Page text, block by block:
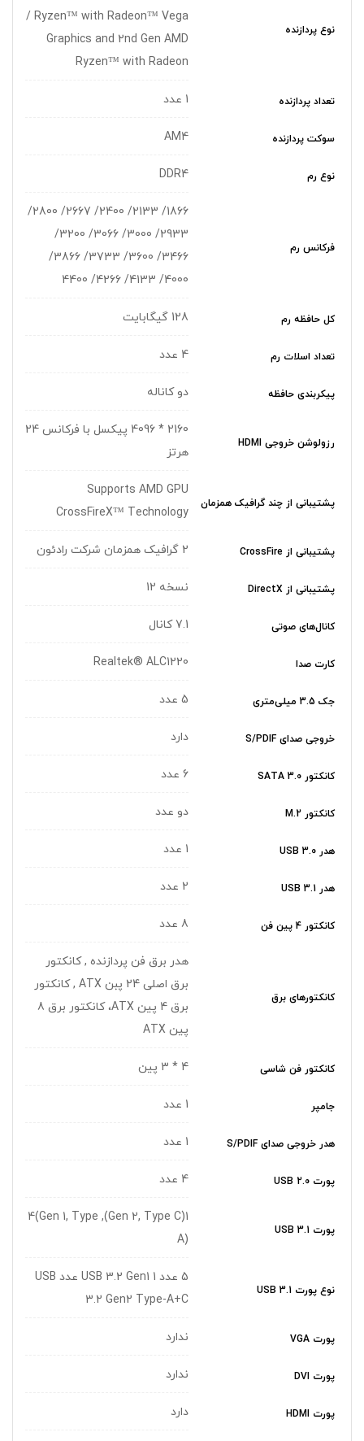
نوع پردازنده
/ Ryzen™ with Radeon™ Vega
Graphics and 2nd Gen AMD
Ryzen™ with Radeon
تعداد پردازنده 1 عدد
سوکت پردازنده AM4
نوع رم DDR4
فرکانس رم
1866/ 2133/ 2400/ 2667/ 2800/
2933/ 3000/ 3066/ 3200/
3466/ 3600/ 3733/ 3866/
4000/ 4133/ 4266/ 4400
کل حافظه رم 128 گیگابایت
تعداد اسلات رم 4 عدد
پیکربندی حافظه دو کاناله
رزولوشن خروجی HDMI
2160 * 4096 پیکسل با فرکانس 24
هرتز
پشتیبانی از چند گرافیک همزمان
Supports AMD GPU
CrossFireX™ Technology
پشتیبانی از CrossFire 2 گرافیک همزمان شرکت رادئون
پشتیبانی از DirectX نسخه 12
کانال‌های صوتی 7.1 کانال
کارت صدا Realtek® ALC1220
جک 3.5 میلی‌متری 5 عدد
خروجی صدای S/PDIF دارد
کانکتور SATA 3.0 6 عدد
کانکتور M.2 دو عدد
هدر USB 3.0 1 عدد
هدر USB 3.1 2 عدد
کانکتور 4 پین فن 8 عدد
کانکتورهای برق
هدر برق فن پردازنده , کانکتور
برق اصلی 24 پبن ATX , کانکتور
برق 4 پین ATX، کانکتور برق 8
پین ATX
کانکتور فن شاسی 4 * 3 پین
جامپر 1 عدد
هدر خروجی صدای S/PDIF 1 عدد
پورت USB 2.0 4 عدد
پورت USB 3.1
1(Gen 2, Type C), 4(Gen 1, Type
A)
نوع پورت USB 3.1
5 عدد USB 3.2 Gen1 1 عدد USB
3.2 Gen2 Type-A+C
پورت VGA ندارد
پورت DVI ندارد
پورت HDMI دارد